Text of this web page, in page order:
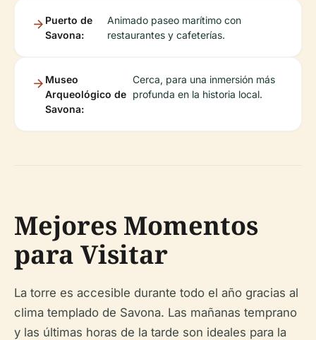
Puerto de
Savona:
Animado paseo marítimo con
restaurantes y cafeterías.
Museo
Arqueológico de
Savona:
Cerca, para una inmersión más
profunda en la historia local.
Mejores Momentos
para Visitar
La torre es accesible durante todo el año gracias al
clima templado de Savona. Las mañanas temprano
y las últimas horas de la tarde son ideales para la